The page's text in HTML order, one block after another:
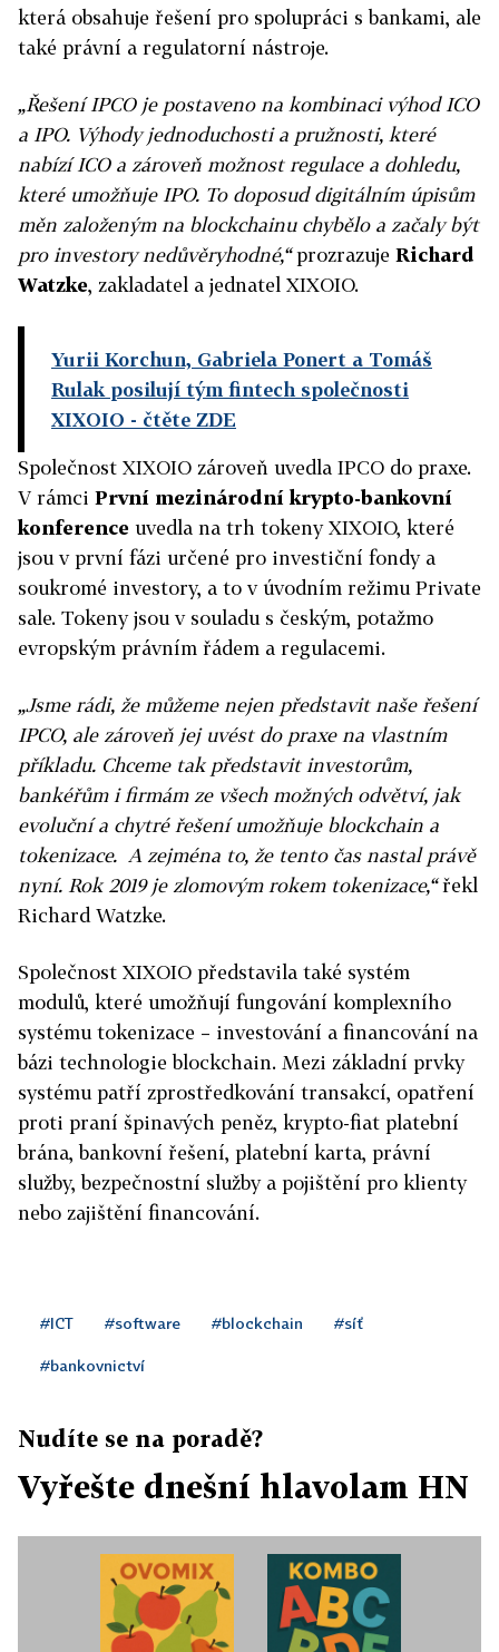
která obsahuje řešení pro spolupráci s bankami, ale
také právní a regulatorní nástroje.
„Řešení IPCO je postaveno na kombinaci výhod ICO
a IPO. Výhody jednoduchosti a pružnosti, které
nabízí ICO a zároveň možnost regulace a dohledu,
které umožňuje IPO. To doposud digitálním úpisům
měn založeným na blockchainu chybělo a začaly být
pro investory nedůvěryhodné,“prozrazuje Richard
Watzke, zakladatel a jednatel XIXOIO.
Yurii Korchun, Gabriela Ponert a Tomáš
Rulak posilují tým fintech společnosti
XIXOIO - čtěte ZDE
Společnost XIXOIO zároveň uvedla IPCO do praxe.
V rámci První mezinárodní krypto-bankovní
konference uvedla na trh tokeny XIXOIO, které
jsou v první fázi určené pro investiční fondy a
soukromé investory, a to v úvodním režimu Private
sale. Tokeny jsou v souladu s českým, potažmo
evropským právním řádem a regulacemi.
„Jsme rádi, že můžeme nejen představit naše řešení
IPCO, ale zároveň jej uvést do praxe na vlastním
příkladu. Chceme tak představit investorům,
bankéřům i firmám ze všech možných odvětví, jak
evoluční a chytré řešení umožňuje blockchain a
tokenizace. A zejména to, že tento čas nastal právě
nyní. Rok 2019 je zlomovým rokem tokenizace,“řekl
Richard Watzke.
Společnost XIXOIO představila také systém
modulů, které umožňují fungování komplexního
systému tokenizace – investování a financování na
bázi technologie blockchain. Mezi základní prvky
systému patří zprostředkování transakcí, opatření
proti praní špinavých peněz, krypto-fiat platební
brána, bankovní řešení, platební karta, právní
služby, bezpečnostní služby a pojištění pro klienty
nebo zajištění financování.
#ICT #software #blockchain #síť
#bankovnictví
Nudíte se na poradě?
Vyřešte dnešní hlavolam HN